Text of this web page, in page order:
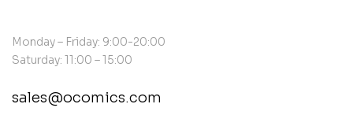
Monday – Friday: 9:00-20:00
Saturday: 11:00 – 15:00
sales@ocomics.com